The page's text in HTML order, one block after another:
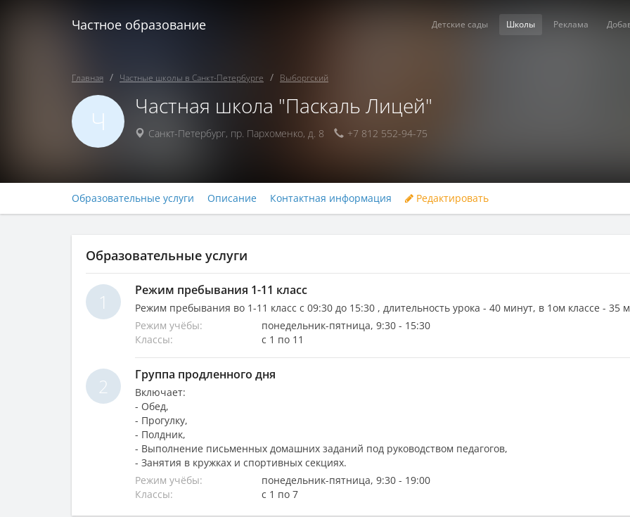
Частное образование Детские сады Школы Реклама
Главная Частные школы в Санкт-Петербурге Выборгский
Ч Частная школа "Паскаль Лицей"
Санкт-Петербург, пр. Пархоменко, д. 8 +7 812 552-94-75
Образовательные услуги Описание Контактная информация Редактировать
Образовательные услуги
1 Режим пребывания 1-11 класс
Режим пребывания во 1-11 класс с 09:30 до 15:30 , длительность урока - 40 минут, в 1ом классе - 35
Режим учёбы:
понедельник-пятница, 9:30 - 15:30
Классы:
с 1 по 11
2 Группа продленного дня
Включает:
- Обед,
- Прогулку,
- Полдник,
- Выполнение письменных домашних заданий под руководством педагогов,
- Занятия в кружках и спортивных секциях.
Режим учёбы:
понедельник-пятница, 9:30 - 19:00
Классы:
с 1 по 7